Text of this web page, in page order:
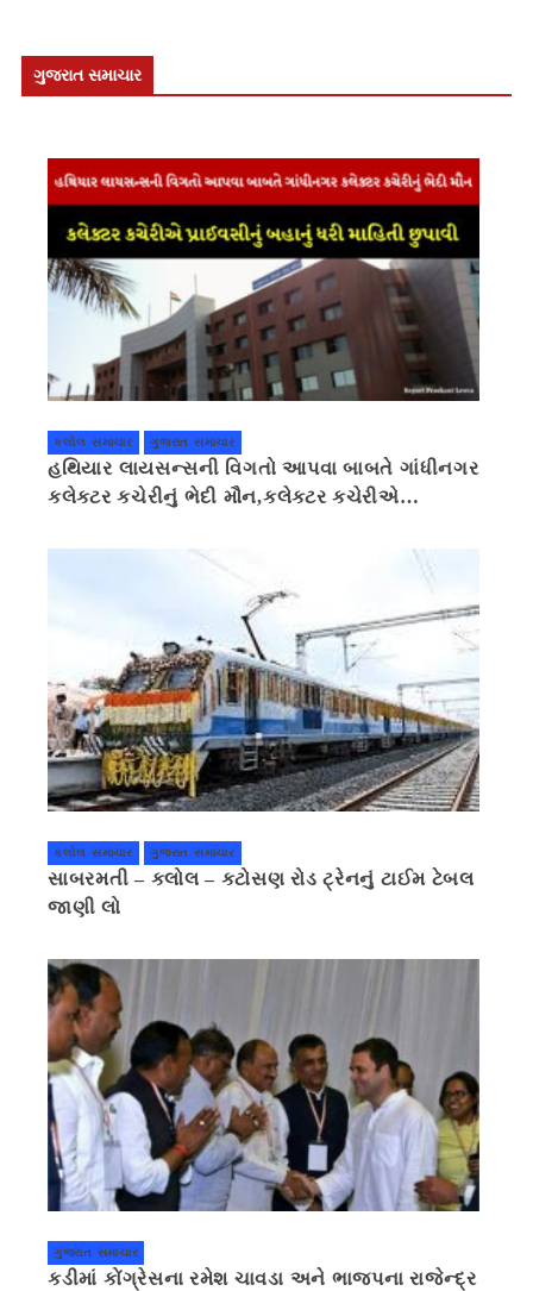
ગુજરાત સમાચાર
કલોલ સમાચાર ગુજરાત સમાચાર
હથિયાર લાયસન્સની વિગતો આપવા બાબતે ગાંધીનગર
કલેક્ટર કચેરીનું ભેદી મૌન,કલેક્ટર કચેરીએ
કલોલ સમાચાર ગુજરાત સમાચાર
સાબરમતી – કલોલ – કટોસણ રોડ ટ્રેનનું ટાઈમ ટેબલ
જાણી લો
ગુજરાત સમાચાર
કડીમાં કોંગ્રેસના રમેશ ચાવડા અને ભાજપના રાજેન્દ્ર